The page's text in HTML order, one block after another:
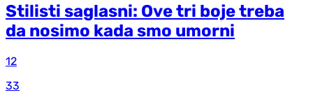
Stilisti saglasni: Ove tri boje treba
da nosimo kada smo umorni
12
33